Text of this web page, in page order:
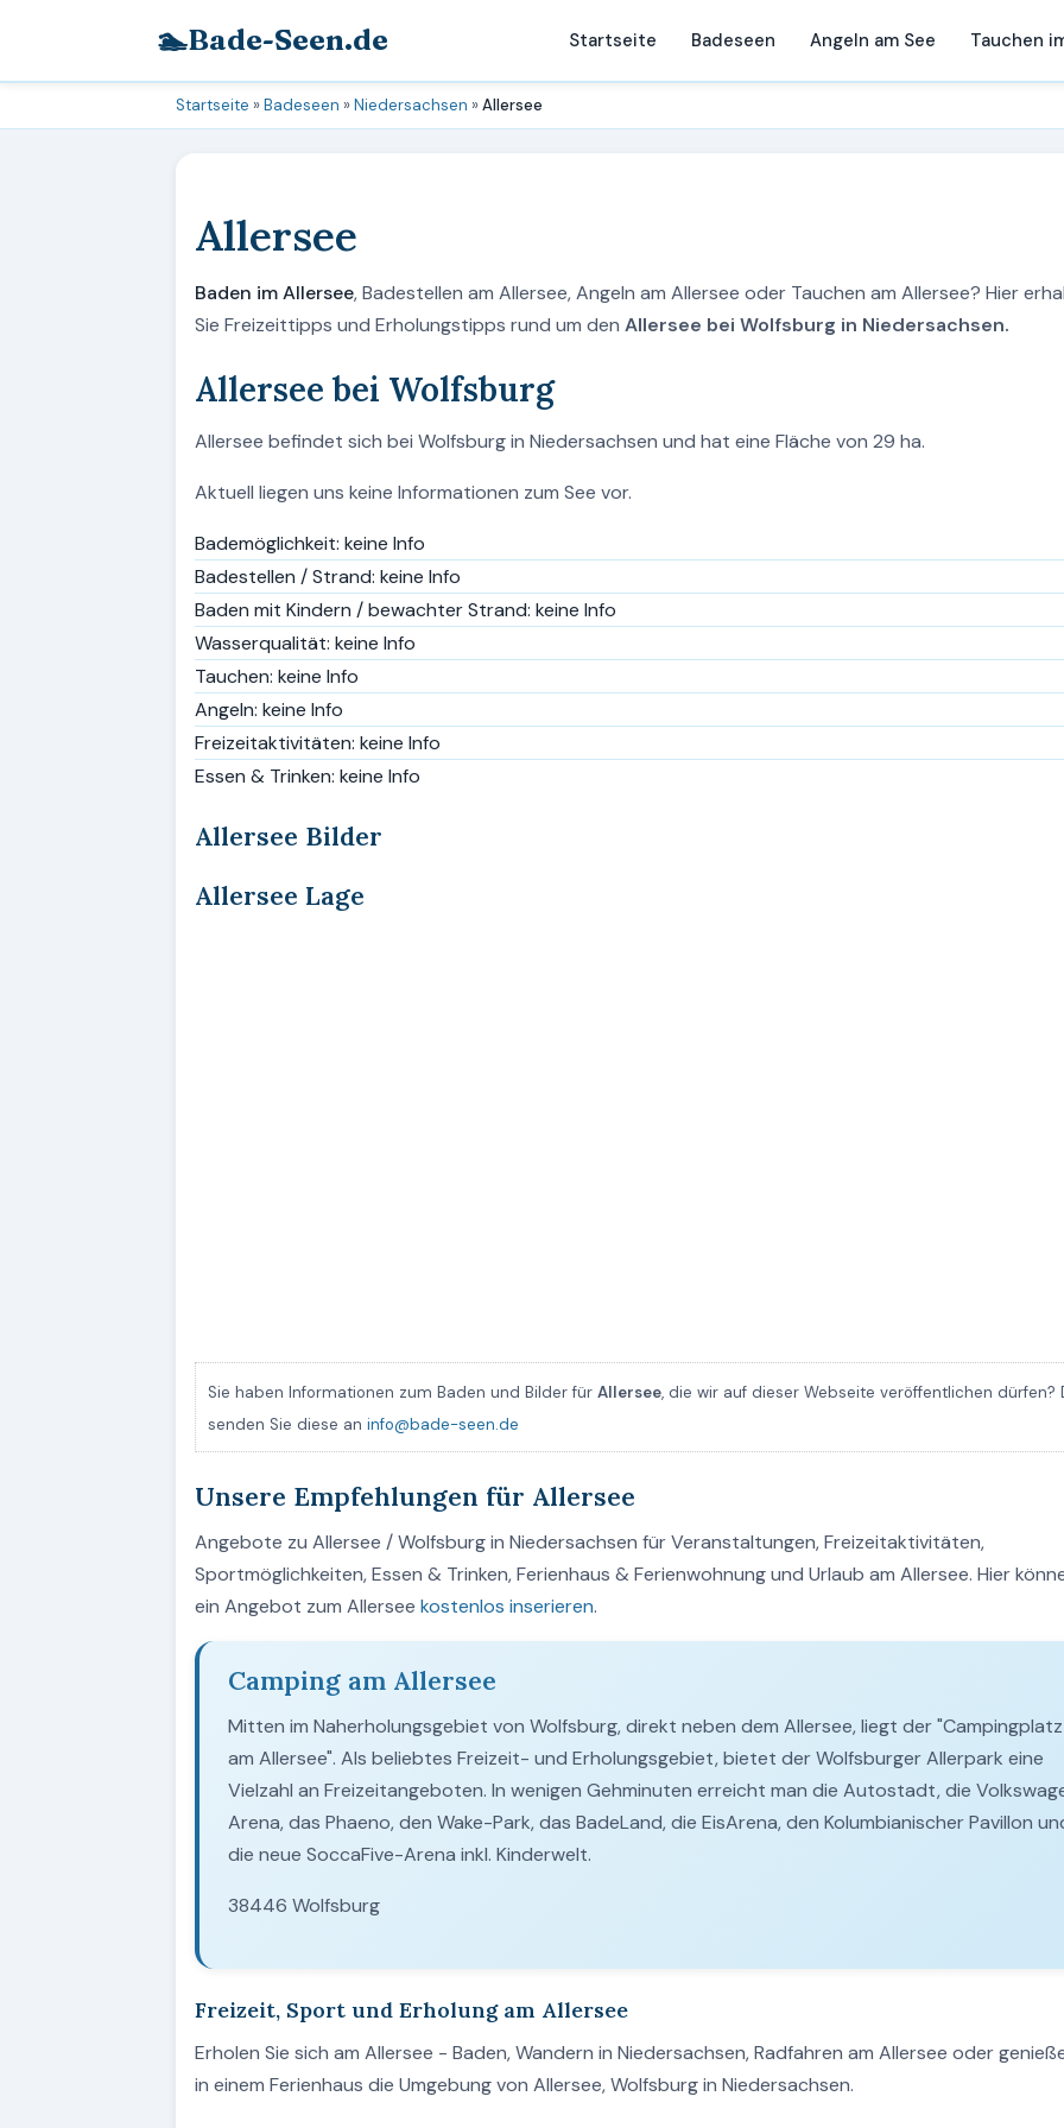
🏊Bade-Seen.de Startseite Badeseen Angeln am See Tauchen
Startseite »Badeseen »Niedersachsen »Allersee
Allersee
Baden im Allersee, Badestellen am Allersee, Angeln am Allersee oder Tauchen am Allersee? Hier
Sie Freizeittipps und Erholungstipps rund um den Allersee bei Wolfsburg in Niedersachsen.
Allersee bei Wolfsburg
Allersee befindet sich bei Wolfsburg in Niedersachsen und hat eine Fläche von 29 ha.
Aktuell liegen uns keine Informationen zum See vor.
Bademöglichkeit: keine Info
Badestellen / Strand: keine Info
Baden mit Kindern / bewachter Strand: keine Info
Wasserqualität: keine Info
Tauchen: keine Info
Angeln: keine Info
Freizeitaktivitäten: keine Info
Essen & Trinken: keine Info
Allersee Bilder
Allersee Lage
Sie haben Informationen zum Baden und Bilder für Allersee, die wir auf dieser Webseite veröffentlichen dürfen?
senden Sie diese an info@bade-seen.de
Unsere Empfehlungen für Allersee
Angebote zu Allersee / Wolfsburg in Niedersachsen für Veranstaltungen, Freizeitaktivitäten,
Sportmöglichkeiten, Essen & Trinken, Ferienhaus & Ferienwohnung und Urlaub am Allersee. Hier
ein Angebot zum Allersee kostenlos inserieren.
Camping am Allersee
Mitten im Naherholungsgebiet von Wolfsburg, direkt neben dem Allersee, liegt der "Campingplatz
am Allersee". Als beliebtes Freizeit- und Erholungsgebiet, bietet der Wolfsburger Allerpark eine
Vielzahl an Freizeitangeboten. In wenigen Gehminuten erreicht man die Autostadt, die
Arena, das Phaeno, den Wake-Park, das BadeLand, die EisArena, den Kolumbianischer Pavillon
die neue SoccaFive-Arena inkl. Kinderwelt.
38446 Wolfsburg
Freizeit, Sport und Erholung am Allersee
Erholen Sie sich am Allersee - Baden, Wandern in Niedersachsen, Radfahren am Allersee oder
in einem Ferienhaus die Umgebung von Allersee, Wolfsburg in Niedersachsen.